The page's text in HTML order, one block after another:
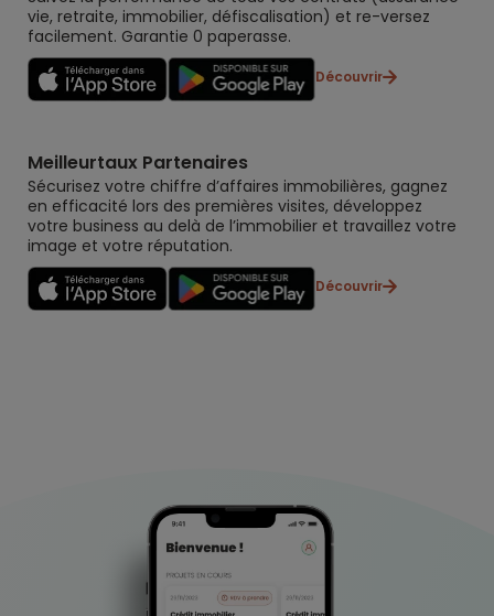
vie, retraite, immobilier, défiscalisation) et re-versez
facilement. Garantie 0 paperasse.
Découvrir
Meilleurtaux Partenaires
Sécurisez votre chiffre d’affaires immobilières, gagnez
en efficacité lors des premières visites, développez
votre business au delà de l’immobilier et travaillez votre
image et votre réputation.
Découvrir